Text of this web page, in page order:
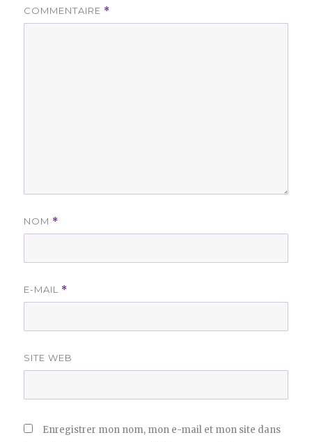
COMMENTAIRE *
NOM *
E-MAIL *
SITE WEB
Enregistrer mon nom, mon e-mail et mon site dans